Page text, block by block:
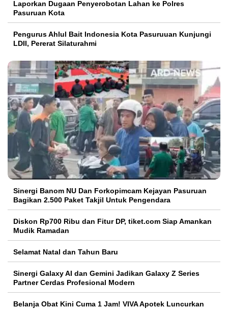
Laporkan Dugaan Penyerobotan Lahan ke Polres
Pasuruan Kota
Pengurus Ahlul Bait Indonesia Kota Pasuruuan Kunjungi
LDII, Pererat Silaturahmi
Sinergi Banom NU Dan Forkopimcam Kejayan Pasuruan
Bagikan 2.500 Paket Takjil Untuk Pengendara
Diskon Rp700 Ribu dan Fitur DP, tiket.com Siap Amankan
Mudik Ramadan
Selamat Natal dan Tahun Baru
Sinergi Galaxy AI dan Gemini Jadikan Galaxy Z Series
Partner Cerdas Profesional Modern
Belanja Obat Kini Cuma 1 Jam! VIVA Apotek Luncurkan